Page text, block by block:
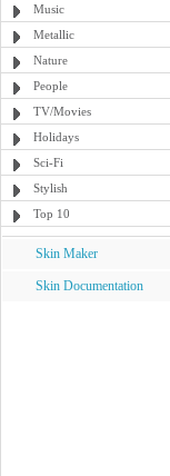
Music
Metallic
Nature
People
TV/Movies
Holidays
Sci-Fi
Stylish
Top 10
Skin Maker
Skin Documentation